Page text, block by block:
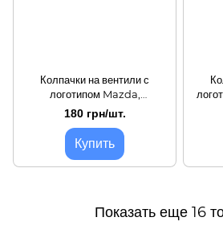
Колпачки на вентили с
логотипом Mazda,
хромированные, комплект 4
шт.
180 грн/шт.
Купить
Показать еще 16